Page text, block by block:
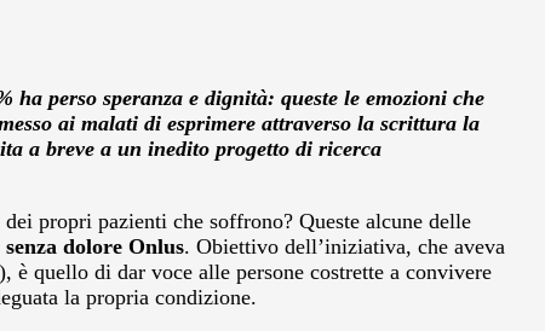
ha perso speranza e dignità: queste le emozioni che
ai malati di esprimere attraverso la scrittura la
a breve a un inedito progetto di ricerca
propri pazienti che soffrono? Queste alcune delle
dolore Onlus. Obiettivo dell’iniziativa, che aveva
quello di dar voce alle persone costrette a convivere
la propria condizione.